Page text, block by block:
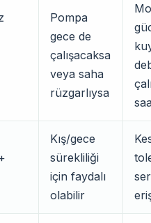
Pompa
gece de
çalışacaksa
veya saha
rüzgarlıysa
Kış/gece
sürekliliği
için faydalı
olabilir